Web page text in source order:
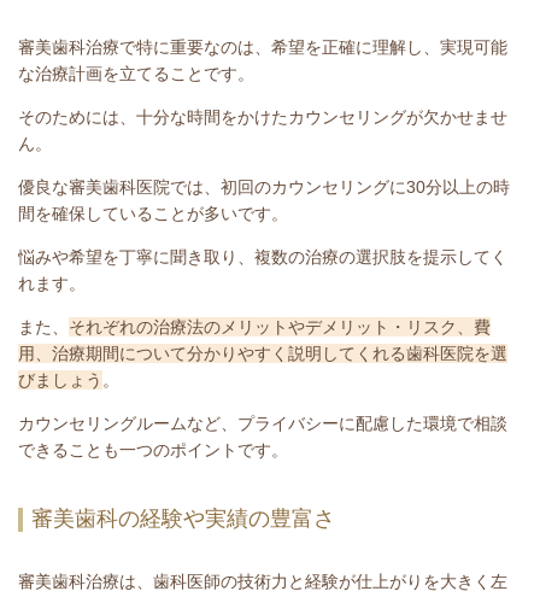
審美歯科治療で特に重要なのは、希望を正確に理解し、実現可能
な治療計画を立てることです。
そのためには、十分な時間をかけたカウンセリングが欠かせませ
ん。
優良な審美歯科医院では、初回のカウンセリングに30分以上の時
間を確保していることが多いです。
悩みや希望を丁寧に聞き取り、複数の治療の選択肢を提示してく
れます。
また、 それぞれの治療法のメリットやデメリット・リスク、費
用、治療期間について分かりやすく説明してくれる歯科医院を選
びましょう 。
カウンセリングルームなど、プライバシーに配慮した環境で相談
できることも一つのポイントです。
審美歯科の経験や実績の豊富さ
審美歯科治療は、歯科医師の技術力と経験が仕上がりを大きく左